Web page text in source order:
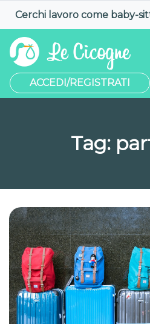
Cerchi lavoro come baby-
ACCEDI/REGISTRATI
Tag: